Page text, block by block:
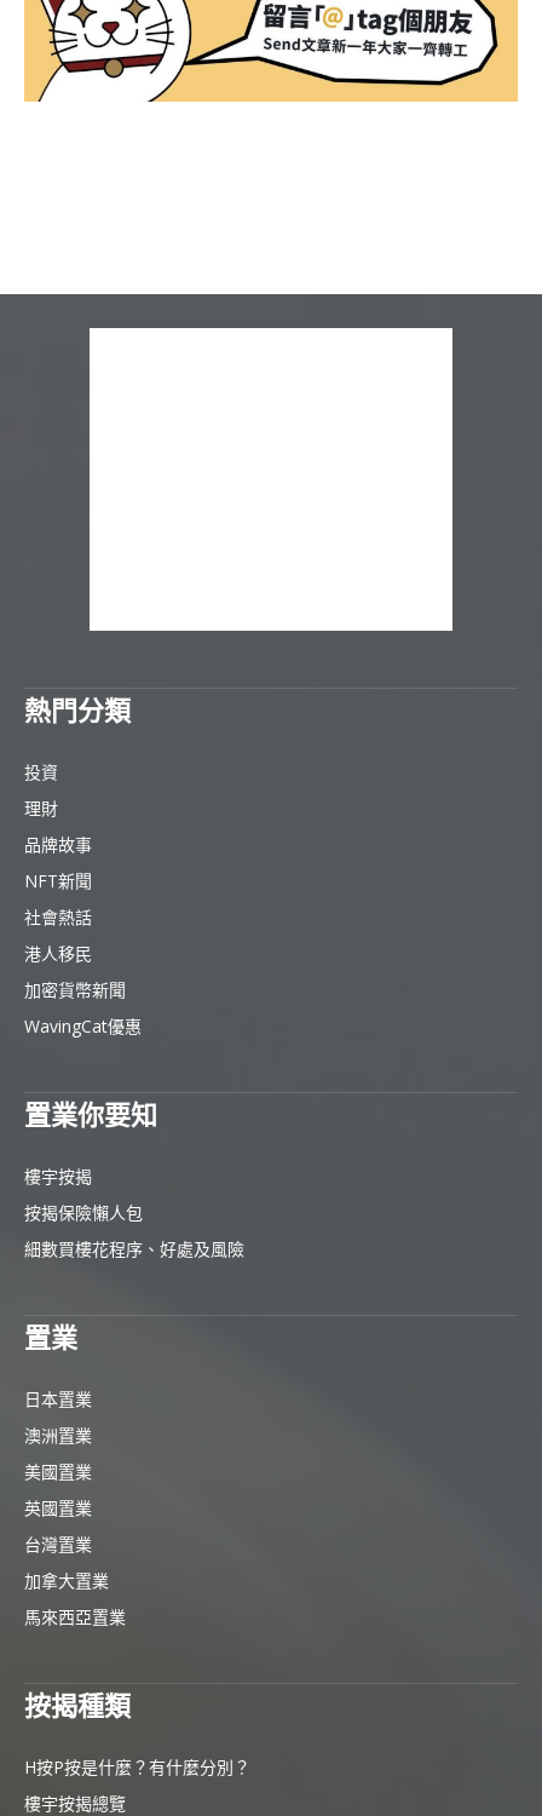
熱門分類
投資
理財
品牌故事
NFT新聞
社會熱話
港人移民
加密貨幣新聞
WavingCat優惠
置業你要知
樓宇按揭
按揭保險懶人包
細數買樓花程序、好處及風險
置業
日本置業
澳洲置業
美國置業
英國置業
台灣置業
加拿大置業
馬來西亞置業
按揭種類
H按P按是什麼？有什麼分別？
樓宇按揭總覽